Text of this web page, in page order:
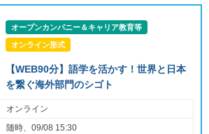
オープンカンパニー＆キャリア教育等
オンライン形式
【WEB90分】語学を活かす！世界と日本
を繋ぐ海外部門のシゴト
オンライン
随時、09/08 15:30